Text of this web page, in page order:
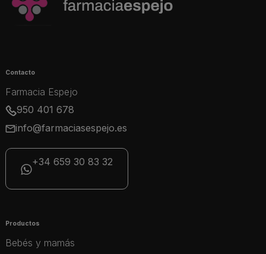
Contacto
Farmacia Espejo
950 401 678
info@farmaciasespejo.es
+34 659 30 83 32
Productos
Bebés y mamás